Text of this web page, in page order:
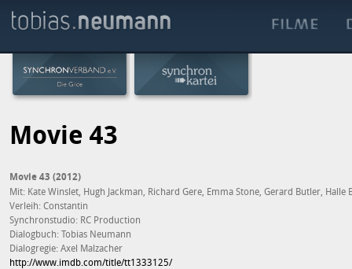
Movie 43
Movie 43 (2012)
Mit: Kate Winslet, Hugh Jackman, Richard Gere, Emma Stone, Gerard Butler,
Verleih: Constantin
Synchronstudio: RC Production
Dialogbuch: Tobias Neumann
Dialogregie: Axel Malzacher
http://www.imdb.com/title/tt1333125/